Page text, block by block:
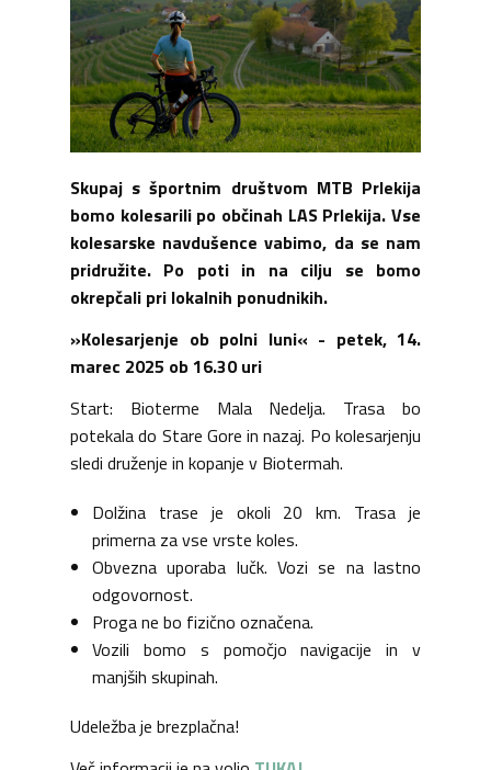
Skupaj s športnim društvom MTB Prlekija
bomo kolesarili po občinah LAS Prlekija. Vse
kolesarske navdušence vabimo, da se nam
pridružite. Po poti in na cilju se bomo
okrepčali pri lokalnih ponudnikih.
»Kolesarjenje ob polni luni« - petek, 14.
marec 2025 ob 16.30 uri
Start: Bioterme Mala Nedelja. Trasa bo
potekala do Stare Gore in nazaj. Po kolesarjenju
sledi druženje in kopanje v Biotermah.
Dolžina trase je okoli 20 km. Trasa je
primerna za vse vrste koles.
Obvezna uporaba lučk. Vozi se na lastno
odgovornost.
Proga ne bo fizično označena.
Vozili bomo s pomočjo navigacije in v
manjših skupinah.
Udeležba je brezplačna!